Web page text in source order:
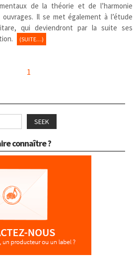
de la théorie et de l’harmonie
Il se met également à l’étude
qui deviendront par la suite ses
(SUITE…)
1
SEEK
connaître ?